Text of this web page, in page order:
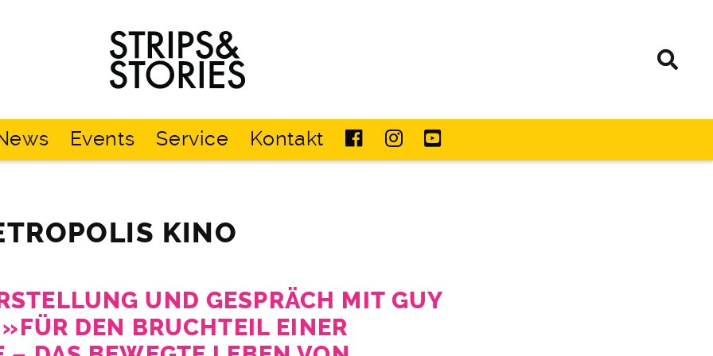
Strips
&
Stories
Events Service Kontakt
KINO
UND GESPRÄCH MIT GUY
DEN BRUCHTEIL EINER